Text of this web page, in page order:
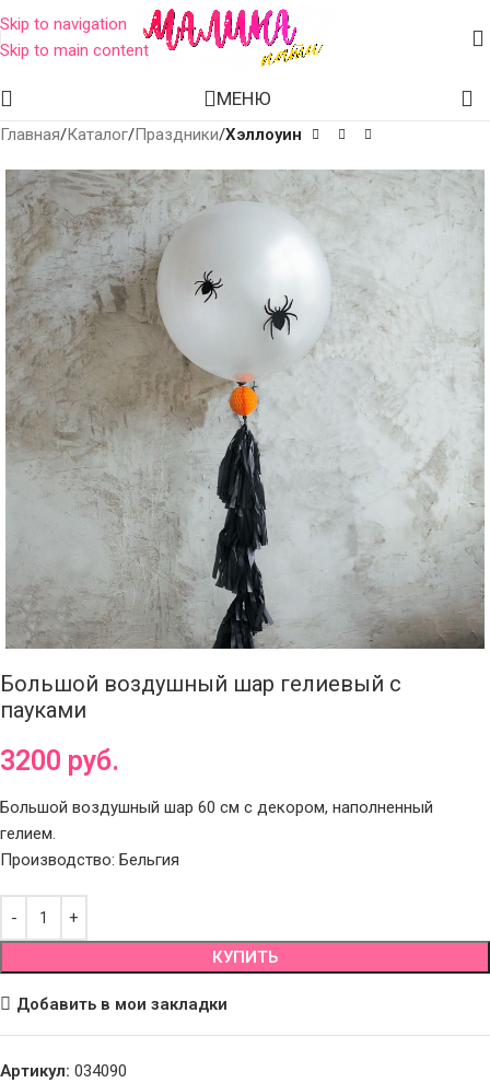
Skip to navigation
Skip to main content
МЕНЮ
Главная Каталог Праздники Хэллоуин
Большой воздушный шар гелиевый с
пауками
3200 руб.
Большой воздушный шар 60 см с декором, наполненный
гелием.
Производство: Бельгия
КУПИТЬ
Добавить в мои закладки
Артикул: 034090